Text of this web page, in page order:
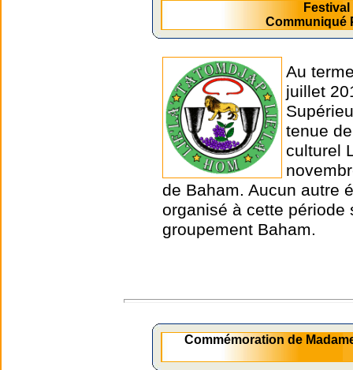
Festival
Communiqué
Au
juillet
tenue
culturel
de Baham. Aucun autre
organisé à cette période
groupement Baham.
Commémoration de